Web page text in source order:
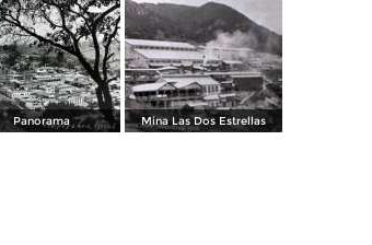
Panorama Mina Las Dos Estrellas